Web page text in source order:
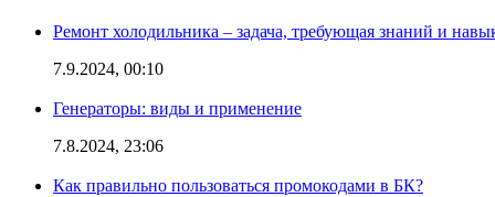
Ремонт холодильника – задача, требующая знаний и
7.9.2024, 00:10
Генераторы: виды и применение
7.8.2024, 23:06
Как правильно пользоваться промокодами в БК?